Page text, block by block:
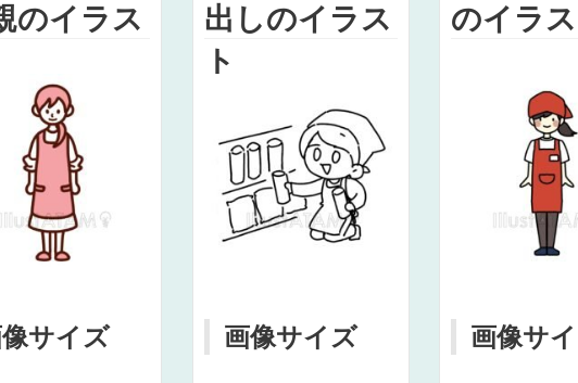
のイラス
サイズ
出しのイラス
ト
画像サイズ
のイラ
画像サ